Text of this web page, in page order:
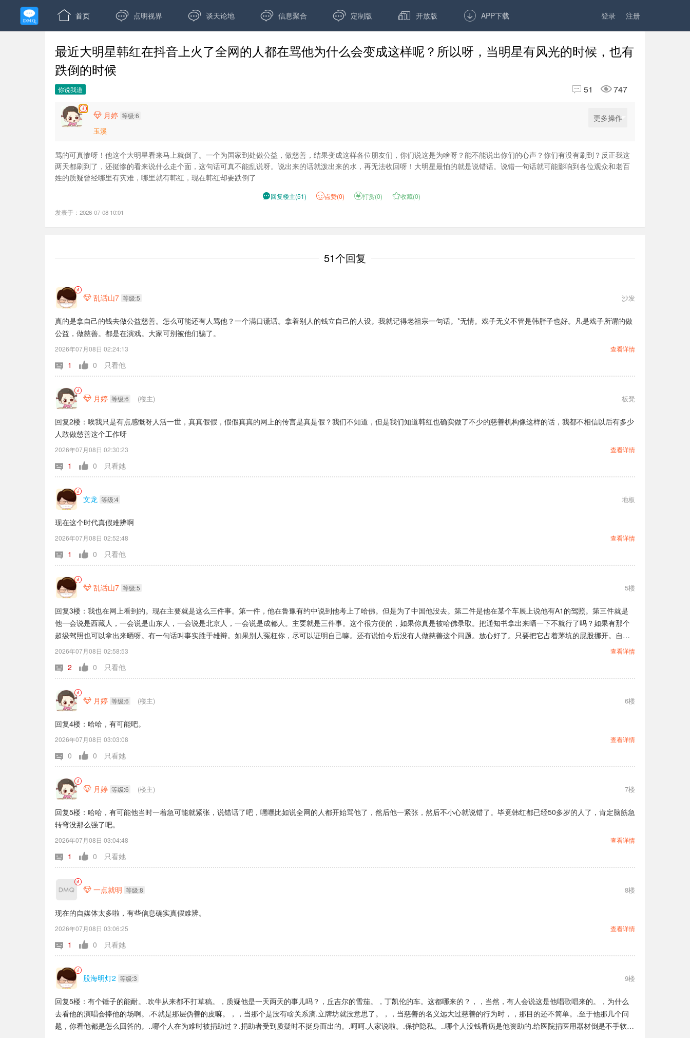
 首页  点明视界  谈天论地  信息聚合  定制版  开放版  APP下载 登录 注册
最近大明星韩红在抖音上火了全网的人都在骂他为什么会变成这样呢？所以呀，当明星有风光的时候，也有
跌倒的时候
你说我道  51 747
 月婷 等级:6
玉溪
更多操作
骂的可真惨呀！他这个大明星看来马上就倒了。一个为国家到处做公益，做慈善，结果变成这样各位朋友们，你们说这是为啥呀？能不能说出你们的心声？你们有没有刷到？反正我这
两天都刷到了，还挺惨的看来说什么走个面，这句话可真不能乱说呀。说出来的话就泼出来的水，再无法收回呀！大明星最怕的就是说错话。说错一句话就可能影响到各位观众和老百
姓的质疑曾经哪里有灾难，哪里就有韩红，现在韩红却要跌倒了
回复楼主(51) 点赞(0) 打赏(0) 收藏(0)
发表于：2026-07-08 10:01
51个回复
 乱话山7 等级:5 沙发
真的是拿自己的钱去做公益慈善。怎么可能还有人骂他？一个满口谎话。拿着别人的钱立自己的人设。我就记得老祖宗一句话。*无情。戏子无义不管是韩胖子也好。凡是戏子所谓的做
公益，做慈善。都是在演戏。大家可别被他们骗了。
2026年07月08日 02:24:13 查看详情
1 0 只看他
 月婷 等级:6 (楼主) 板凳
回复2楼：唉我只是有点感慨呀人活一世，真真假假，假假真真的网上的传言是真是假？我们不知道，但是我们知道韩红也确实做了不少的慈善机构像这样的话，我都不相信以后有多少
人敢做慈善这个工作呀
2026年07月08日 02:30:23 查看详情
1 0 只看她
文龙 等级:4 地板
现在这个时代真假难辨啊
2026年07月08日 02:52:48 查看详情
1 0 只看他
 乱话山7 等级:5 5楼
回复3楼：我也在网上看到的。现在主要就是这么三件事。第一件，他在鲁豫有约中说到他考上了哈佛。但是为了中国他没去。第二件是他在某个车展上说他有A1的驾照。第三件就是
他一会说是西藏人，一会说是山东人，一会说是北京人，一会说是成都人。主要就是三件事。这个很方便的，如果你真是被哈佛录取。把通知书拿出来晒一下不就行了吗？如果有那个
超级驾照也可以拿出来晒呀。有一句话叫事实胜于雄辩。如果别人冤枉你，尽可以证明自己嘛。还有说怕今后没有人做慈善这个问题。放心好了。只要把它占着茅坑的屁股挪开。自然
会有人顶上。中国好多事就是你把茅坑占了，你还不拉屎。还不肯起来。你放心好了，在中国少了任何人。人们照样生活。1976年9月9日。咱们伟大的领袖事实。当时全国人民哭的是
2026年07月08日 02:58:53 查看详情
2 0 只看他
 月婷 等级:6 (楼主) 6楼
回复4楼：哈哈，有可能吧。
2026年07月08日 03:03:08 查看详情
0 0 只看她
 月婷 等级:6 (楼主) 7楼
回复5楼：哈哈，有可能他当时一着急可能就紧张，说错话了吧，嘿嘿比如说全网的人都开始骂他了，然后他一紧张，然后不小心就说错了。毕竟韩红都已经50多岁的人了，肯定脑筋急
转弯没那么强了吧。
2026年07月08日 03:04:48 查看详情
1 0 只看她
 一点就明 等级:8 8楼
现在的自媒体太多啦，有些信息确实真假难辨。
2026年07月08日 03:06:25 查看详情
1 0 只看她
股海明灯2 等级:3 9楼
回复5楼：有个锤子的能耐。.吹牛从来都不打草稿。，质疑他是一天两天的事儿吗？，丘吉尔的雪茄。，丁凯伦的车。这都哪来的？，，当然，有人会说这是他唱歌唱来的。，为什么
去看他的演唱会捧他的场啊。.不就是那层伪善的皮嘛。，，当那个是没有啥关系滴.立牌坊就没意思了。，，当慈善的名义远大过慈善的行为时，，那目的还不简单。.至于他那几个问
题，你看他都是怎么回答的。..哪个人在为难时被捐助过？.捐助者受到质疑时不挺身而出的。.呵呵.人家说啦。.保护隐私。..哪个人没钱看病是他资助的.给医院捐医用器材倒是不手软